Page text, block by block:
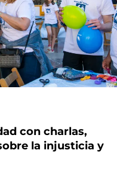
con charlas,
la injusticia y